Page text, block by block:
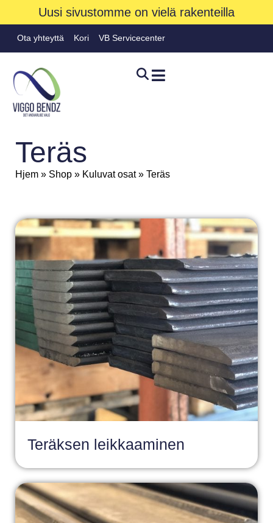
Uusi sivustomme on vielä rakenteilla
Ota yhteyttä Kori VB Servicecenter
Teräs
Hjem » Shop » Kuluvat osat» Teräs
Teräksen leikkaaminen